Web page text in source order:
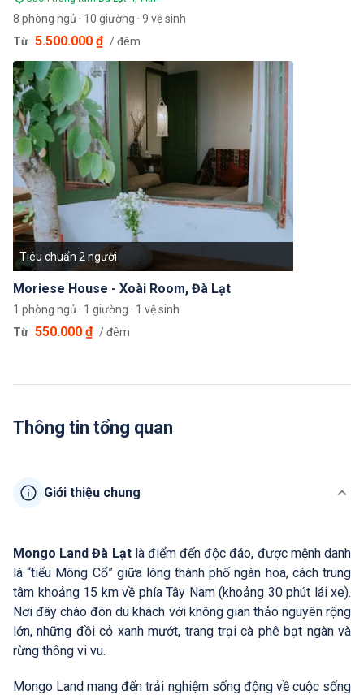
8 phòng ngủ · 10 giường · 9 vệ sinh
Từ 5.500.000 ₫ / đêm
Moriese House - Xoài Room, Đà Lạt
Tiêu chuẩn 2 người
1 phòng ngủ · 1 giường · 1 vệ sinh
Từ 550.000 ₫ / đêm
Thông tin tổng quan
Giới thiệu chung
Mongo Land Đà Lạtlà điểm đến độc đáo, được mệnh danh
là “tiểu Mông Cổ” giữa lòng thành phố ngàn hoa, cách trung
tâm khoảng 15 km về phía Tây Nam (khoảng 30 phút lái xe).
Nơi đây chào đón du khách với không gian thảo nguyên rộng
lớn, những đồi cỏ xanh mướt, trang trại cà phê bạt ngàn và
rừng thông vi vu.
Mongo Land mang đến trải nghiệm sống động về cuộc sống